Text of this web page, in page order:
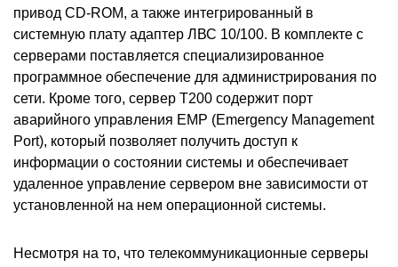
привод CD-ROM, а также интегрированный в
системную плату адаптер ЛВС 10/100. В комплекте с
серверами поставляется специализированное
программное обеспечение для администрирования по
сети. Кроме того, сервер Т200 содержит порт
аварийного управления EMP (Emergency Management
Port), который позволяет получить доступ к
информации о состоянии системы и обеспечивает
удаленное управление сервером вне зависимости от
установленной на нем операционной системы.
Несмотря на то, что телекоммуникационные серверы